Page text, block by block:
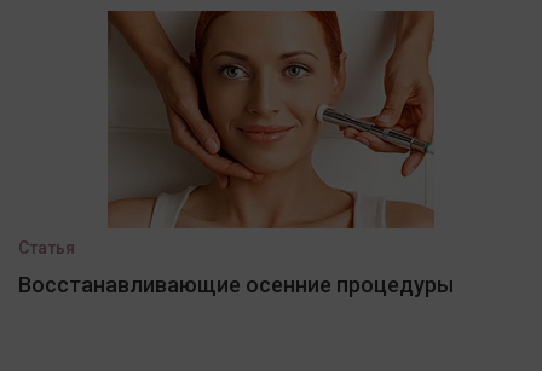
Статья
Восстанавливающие осенние процедуры